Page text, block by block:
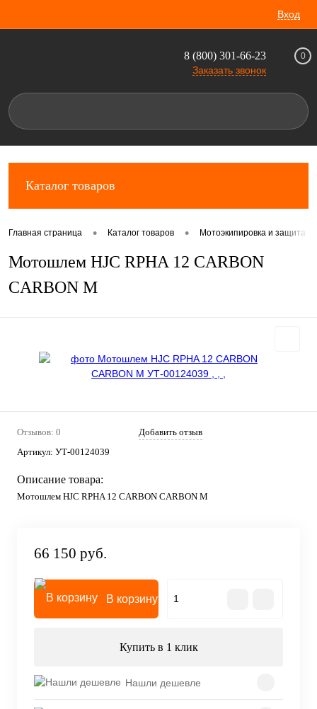
Вход
8 (800) 301-66-23
Заказать звонок
0
Каталог товаров
Главная страница • Каталог товаров • Мотоэкипировка и защита
Мотошлем HJC RPHA 12 CARBON
CARBON M
Отзывов: 0
Добавить отзыв
Артикул: УТ-00124039
Описание товара:
Мотошлем HJC RPHA 12 CARBON CARBON M
66 150 руб.
В корзину
Купить в 1 клик
Нашли дешевле